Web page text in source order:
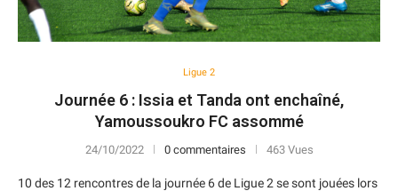
Ligue 2
Journée 6 : Issia et Tanda ont enchaîné,
Yamoussoukro FC assommé
24/10/2022 0 commentaires 463 Vues
10 des 12 rencontres de la journée 6 de Ligue 2 se sont jouées lors